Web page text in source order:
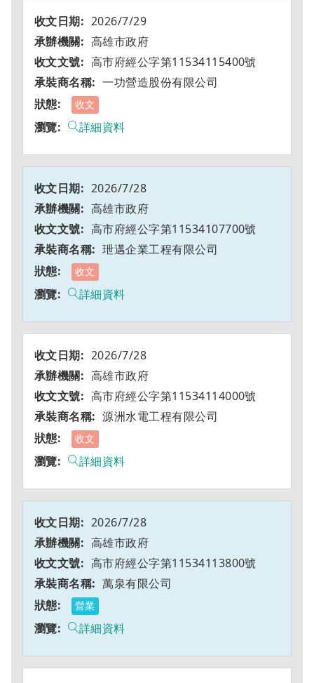
2026/7/29
高雄市政府
高市府經公字第11534115400號
一功營造股份有限公司
收文
詳細資料
2026/7/28
高雄市政府
高市府經公字第11534107700號
玴邁企業工程有限公司
收文
詳細資料
2026/7/28
高雄市政府
高市府經公字第11534114000號
源洲水電工程有限公司
收文
詳細資料
2026/7/28
高雄市政府
高市府經公字第11534113800號
萬泉有限公司
營業
詳細資料